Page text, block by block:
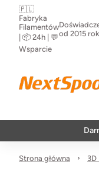
🇵🇱
Fabryka
Filamentów
| 📦 24h | 💬
Wsparcie
od 2015
Strona główna 3D